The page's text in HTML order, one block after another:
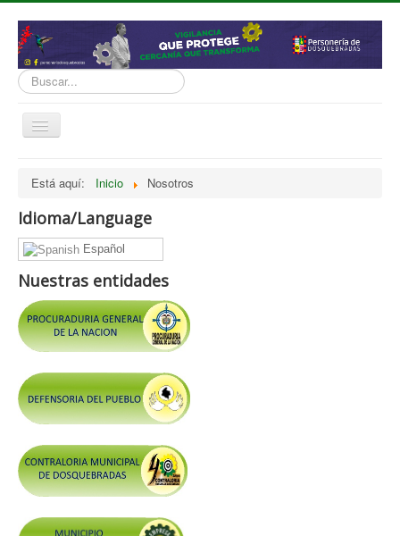
Buscar...
Cambiar
Presupuesto
Politicas, Planes, Proyectos
Tramites y Servicios
Contratación
Servicio Información
Control y Rendición de Cuentas
Grupos De Interés
Gestión Seguridad y Salud en el Trabajo
Está aquí: Inicio Nosotros
Idioma/Language
Español
Nuestras entidades